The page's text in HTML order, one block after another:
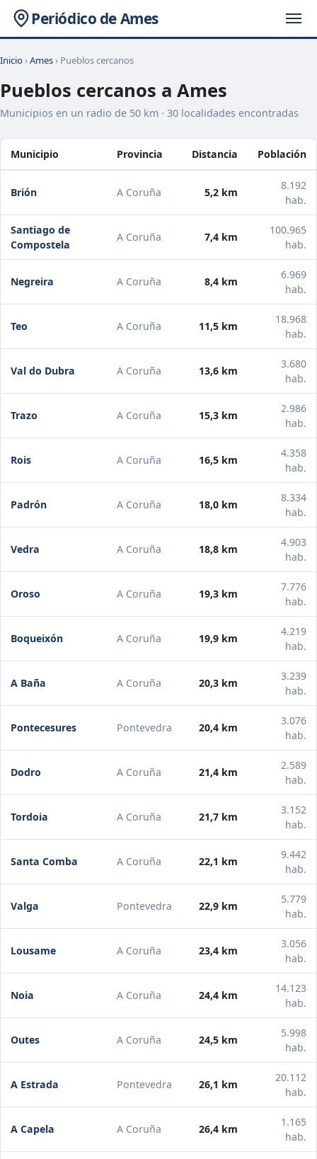
Periódico de Ames
Inicio›Ames› Pueblos cercanos
Pueblos cercanos a Ames
Municipios en un radio de 50 km · 30 localidades encontradas
Municipio Provincia Distancia Población
Brión A Coruña 5,2 km
8.192
hab.
Santiago de
Compostela
A Coruña 7,4 km
100.965
hab.
Negreira A Coruña 8,4 km
6.969
hab.
Teo A Coruña 11,5 km
18.968
hab.
Val do Dubra A Coruña 13,6 km
3.680
hab.
Trazo A Coruña 15,3 km
2.986
hab.
Rois A Coruña 16,5 km
4.358
hab.
Padrón A Coruña 18,0 km
8.334
hab.
Vedra A Coruña 18,8 km
4.903
hab.
Oroso A Coruña 19,3 km
7.776
hab.
Boqueixón A Coruña 19,9 km
4.219
hab.
A Baña A Coruña 20,3 km
3.239
hab.
Pontecesures Pontevedra 20,4 km
3.076
hab.
Dodro A Coruña 21,4 km
2.589
hab.
Tordoia A Coruña 21,7 km
3.152
hab.
Santa Comba A Coruña 22,1 km
9.442
hab.
Valga Pontevedra 22,9 km
5.779
hab.
Lousame A Coruña 23,4 km
3.056
hab.
Noia A Coruña 24,4 km
14.123
hab.
Outes A Coruña 24,5 km
5.998
hab.
A Estrada Pontevedra 26,1 km
20.112
hab.
A Capela A Coruña 26,4 km
1.165
hab.